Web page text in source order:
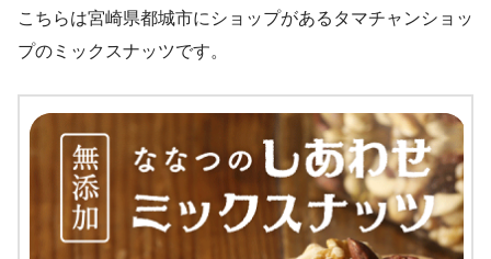
こちらは宮崎県都城市にショップがあるタマチャンショッ
プのミックスナッツです。